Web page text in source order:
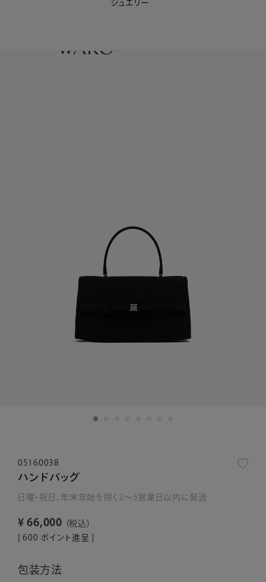
WAKO Membership Program連携はこちら
ジュエリー
05160038
ハンドバッグ
日曜・祝日、年末年始を除く2～5営業日以内に発送
¥ 66,000
税込
[ 600 ポイント進呈 ]
包装方法